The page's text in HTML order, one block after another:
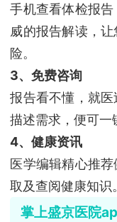
手机查看体检报
威的报告解读，
险。
3、免费咨询
报告看不懂，就医
描述需求，便可一
4、健康资讯
医学编辑精心推
取及查阅健康知识。
掌上盛京医院